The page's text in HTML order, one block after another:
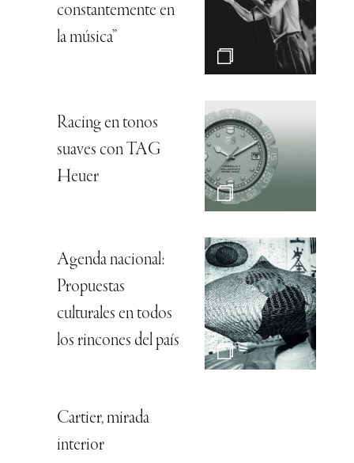
constantemente en
la música”
Racing en tonos
suaves con TAG
Heuer
Agenda nacional:
Propuestas
culturales en todos
los rincones del país
Cartier, mirada
interior